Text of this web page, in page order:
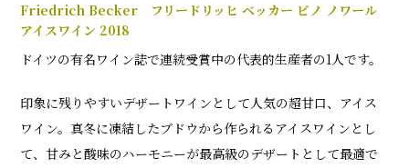
Friedrich Becker フリードリッヒ ベッカー ピノ ノワール
アイスワイン 2018
ドイツの有名ワイン誌で連続受賞中の代表的生産者の1人です。
印象に残りやすいデザートワインとして人気の超甘口、アイス
ワイン。真冬に凍結したブドウから作られるアイスワインとし
て、甘みと酸味のハーモニーが最高級のデザートとして最適で